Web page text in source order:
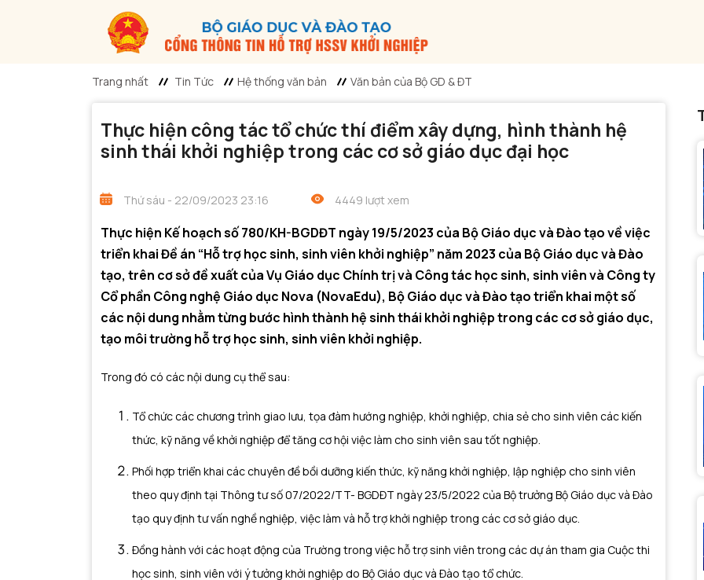
Trang nhất Tin Tức Hệ thống văn bản Văn bản của Bộ GD & ĐT
Thực hiện công tác tổ chức thí điểm xây dựng, hình thành hệ
sinh thái khởi nghiệp trong các cơ sở giáo dục đại học
Thứ sáu - 22/09/2023 23:16 4449 lượt xem
Thực hiện Kế hoạch số 780/KH-BGDĐT ngày 19/5/2023 của Bộ Giáo dục và Đào tạo về việc
triển khai Đề án “Hỗ trợ học sinh, sinh viên khởi nghiệp” năm 2023 của Bộ Giáo dục và Đào
tạo, trên cơ sở đề xuất của Vụ Giáo dục Chính trị và Công tác học sinh, sinh viên và Công ty
Cổ phần Công nghệ Giáo dục Nova (NovaEdu), Bộ Giáo dục và Đào tạo triển khai một số
các nội dung nhằm từng bước hình thành hệ sinh thái khởi nghiệp trong các cơ sở giáo dục,
tạo môi trường hỗ trợ học sinh, sinh viên khởi nghiệp.
Trong đó có các nội dung cụ thể sau:
Tổ chức các chương trình giao lưu, tọa đàm hướng nghiệp, khởi nghiệp, chia sẻ cho sinh viên các kiến
thức, kỹ năng về khởi nghiệp để tăng cơ hội việc làm cho sinh viên sau tốt nghiệp.
Phối hợp triển khai các chuyên đề bồi dưỡng kiến thức, kỹ năng khởi nghiệp, lập nghiệp cho sinh viên
theo quy định tại Thông tư số 07/2022/TT- BGDĐT ngày 23/5/2022 của Bộ trưởng Bộ Giáo dục và Đào
tạo quy định tư vấn nghề nghiệp, việc làm và hỗ trợ khởi nghiệp trong các cơ sở giáo dục.
Đồng hành với các hoạt động của Trường trong việc hỗ trợ sinh viên trong các dự án tham gia Cuộc thi
học sinh, sinh viên với ý tưởng khởi nghiệp do Bộ Giáo dục và Đào tạo tổ chức.